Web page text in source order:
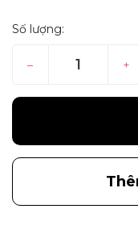
Số lượng:
– +